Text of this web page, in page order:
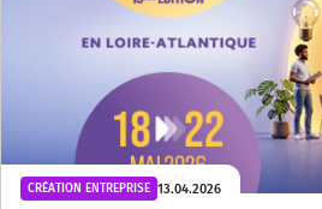
CRÉATION ENTREPRISE 13.04.2026